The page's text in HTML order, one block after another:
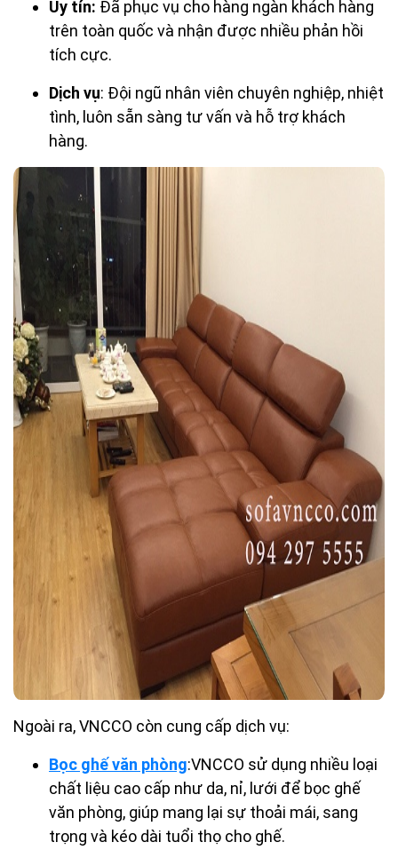
Uy tín: Đã phục vụ cho hàng ngàn khách hàng
trên toàn quốc và nhận được nhiều phản hồi
tích cực.
Dịch vụ: Đội ngũ nhân viên chuyên nghiệp, nhiệt
tình, luôn sẵn sàng tư vấn và hỗ trợ khách
hàng.
Ngoài ra, VNCCO còn cung cấp dịch vụ:
Bọc ghế văn phòng:VNCCO sử dụng nhiều loại
chất liệu cao cấp như da, nỉ, lưới để bọc ghế
văn phòng, giúp mang lại sự thoải mái, sang
trọng và kéo dài tuổi thọ cho ghế.